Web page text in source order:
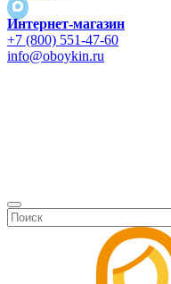
Интернет-магазин
+7 (800) 551-47-60
info@oboykin.ru